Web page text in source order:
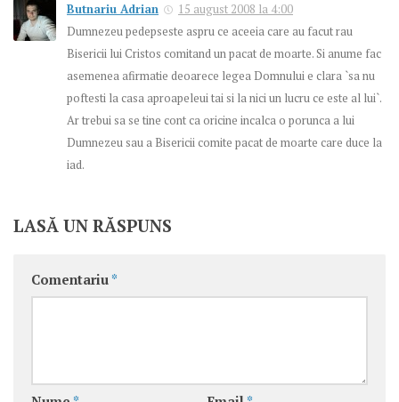
Butnariu Adrian
15 august 2008 la 4:00
Dumnezeu pedepseste aspru ce aceeia care au facut rau
Bisericii lui Cristos comitand un pacat de moarte. Si anume fac
asemenea afirmatie deoarece legea Domnului e clara `sa nu
poftesti la casa aproapeleui tai si la nici un lucru ce este al lui`.
Ar trebui sa se tine cont ca oricine incalca o porunca a lui
Dumnezeu sau a Bisericii comite pacat de moarte care duce la
iad.
LASĂ UN RĂSPUNS
Comentariu *